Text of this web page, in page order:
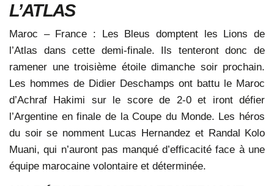
L’ATLAS
Maroc – France : Les Bleus domptent les Lions de
l’Atlas dans cette demi-finale. Ils tenteront donc de
ramener une troisième étoile dimanche soir prochain.
Les hommes de Didier Deschamps ont battu le Maroc
d’Achraf Hakimi sur le score de 2-0 et iront défier
l’Argentine en finale de la Coupe du Monde. Les héros
du soir se nomment Lucas Hernandez et Randal Kolo
Muani, qui n’auront pas manqué d’efficacité face à une
équipe marocaine volontaire et déterminée.